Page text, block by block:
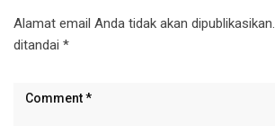
Alamat email Anda tidak akan dipublikasikan.
ditandai *